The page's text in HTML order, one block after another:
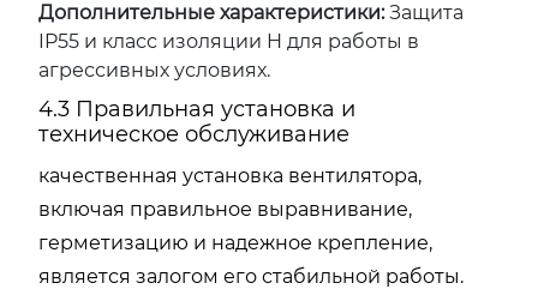
Дополнительные характеристики:Защита
IP55 и класс изоляции H для работы в
агрессивных условиях.
4.3 Правильная установка и
техническое обслуживание
качественная установка вентилятора,
включая правильное выравнивание,
герметизацию и надежное крепление,
является залогом его стабильной работы.